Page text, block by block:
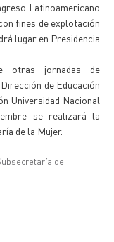
Latinoamericano
fines de explotación
lugar en Presidencia
otras jornadas de
de Educación
Universidad Nacional
se realizará la
de la Mujer.
de